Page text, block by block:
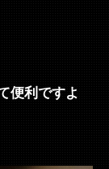
便利ですよ